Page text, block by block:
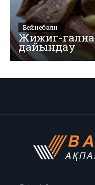
Бейнебаян
Жижиг-
дайындау